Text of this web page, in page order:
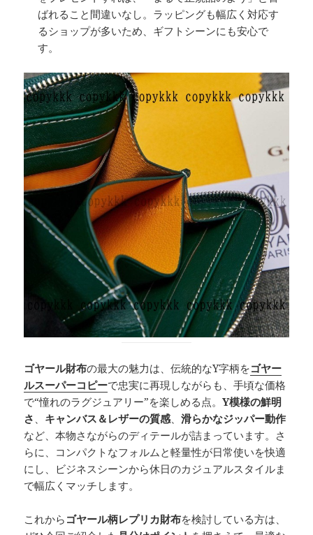
ばれること間違いなし。ラッピングも幅広く対応す
るショップが多いため、ギフトシーンにも安心で
す。
ゴヤール財布の最大の魅力は、伝統的なY字柄をゴヤー
ルスーパーコピーで忠実に再現しながらも、手頃な価格
で“憧れのラグジュアリー”を楽しめる点。Y模様の鮮明
さ 、 キャンバス＆レザーの質感、滑らかなジッパー動作
など、本物さながらのディテールが詰まっています。さ
らに、コンパクトなフォルムと軽量性が日常使いを快適
にし、ビジネスシーンから休日のカジュアルスタイルま
で幅広くマッチします。
これから ゴヤール柄レプリカ財布を検討している方は、